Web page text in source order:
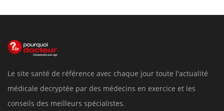
Le site santé de référence avec chaque jour toute l'actualité
médicale decryptée par des médecins en exercice et les
conseils des meilleurs spécialistes.